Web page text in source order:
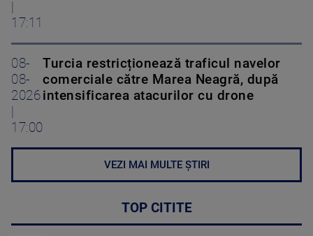
17:11
08-
08-
2026
17:00
Turcia restricționează traficul navelor
comerciale către Marea Neagră, după
intensificarea atacurilor cu drone
VEZI MAI MULTE ȘTIRI
TOP CITITE